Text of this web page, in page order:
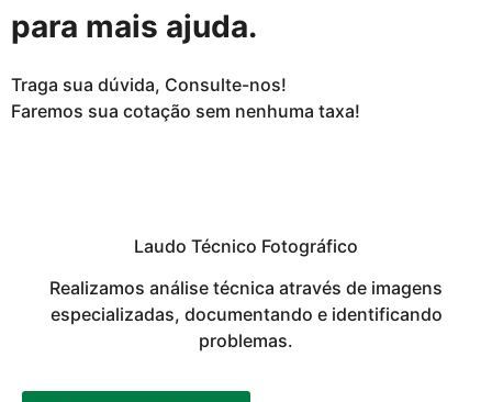
para mais ajuda.
Traga sua dúvida, Consulte-nos!
Faremos sua cotação sem nenhuma taxa!
Laudo Técnico Fotográfico
Realizamos análise técnica através de imagens
especializadas, documentando e identificando
problemas.